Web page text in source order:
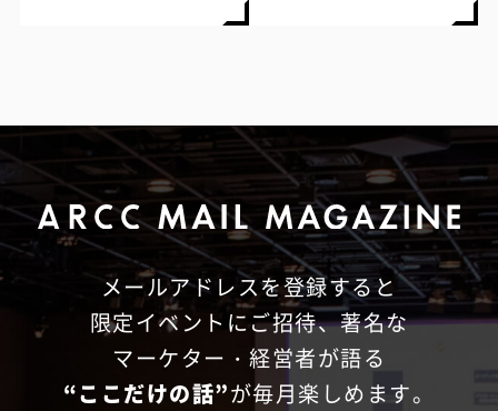
メールアドレスを登録すると
限定イベントにご招待、著名な
マーケター・経営者が語る
“ここだけの話”が毎月楽しめます。